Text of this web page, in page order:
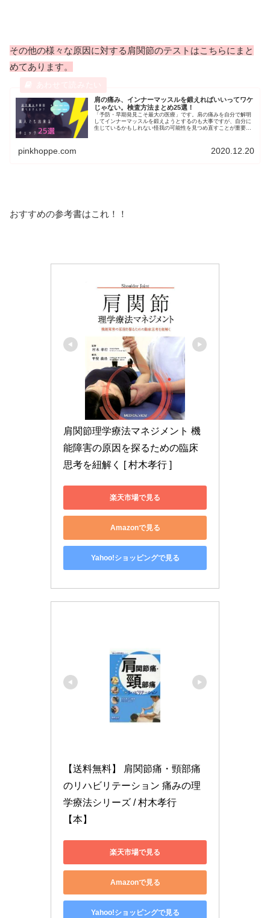
その他の様々な原因に対する肩関節のテストはこちらにまと
めてあります。
肩の痛み、インナーマッスルを鍛えればいいってワケ
じゃない。検査方法まとめ25選！
「予防・早期発見こそ最大の医療」です。肩の痛みを自分で解明
してインナーマッスルを鍛えようとするのも大事ですが、自分に
生じているかもしれない怪我の可能性を見つめ直すことが重要で
pinkhoppe.com 2020.12.20
おすすめの参考書はこれ！！
肩関節理学療法マネジメント 機
能障害の原因を探るための臨床
思考を紐解く [ 村木孝行 ]
楽天市場で見る
Amazonで見る
Yahoo!ショッピングで見る
【送料無料】 肩関節痛・頸部痛
のリハビリテーション 痛みの理
学療法シリーズ / 村木孝行
【本】
楽天市場で見る
Amazonで見る
Yahoo!ショッピングで見る